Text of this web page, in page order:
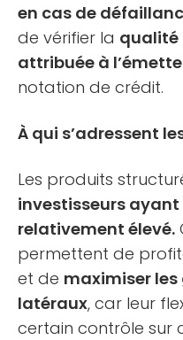
en cas de
de vérifier la qualité
attribuée à
notation de crédit.
À qui s’adressent
Les produits
investisseurs
relativement élevé.
permettent de
et de maximiser
latéraux, car leur
certain contrôle sur